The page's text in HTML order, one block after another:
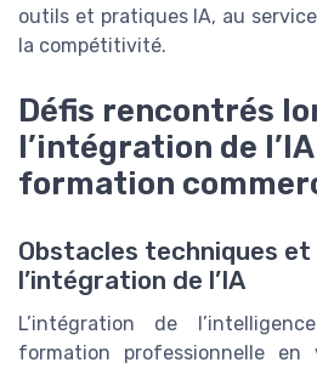
outils et pratiques IA, au
la compétitivité.
Défis rencontrés
l’intégration de
formation
Obstacles techniques et
l’intégration de l’IA
L’intégration de
formation professionnelle en